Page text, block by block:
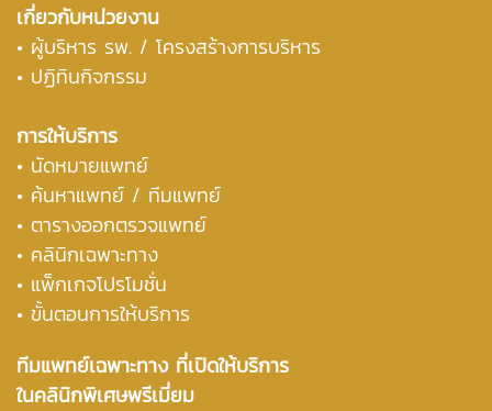
เกี่ยวกับหน่วยงาน
• ผู้บริหาร รพ. / โครงสร้างการบริหาร
• ปฏิทินกิจกรรม
การให้บริการ
• นัดหมายแพทย์
• ค้นหาแพทย์ / ทีมแพทย์
• ตารางออกตรวจแพทย์
• คลินิกเฉพาะทาง
• แพ็กเกจโปรโมชั่น
• ขั้นตอนการให้บริการ
ทีมแพทย์เฉพาะทาง ที่เปิดให้บริการ
ในคลินิกพิเศษพรีเมี่ยม